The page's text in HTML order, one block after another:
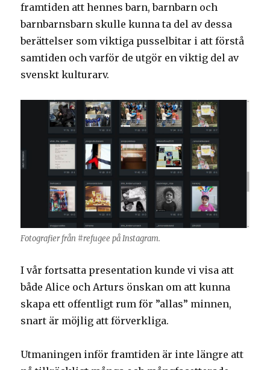
framtiden att hennes barn, barnbarn och
barnbarnsbarn skulle kunna ta del av dessa
berättelser som viktiga pusselbitar i att förstå
samtiden och varför de utgör en viktig del av
svenskt kulturarv.
Fotografier från #refugee på Instagram.
I vår fortsatta presentation kunde vi visa att
både Alice och Arturs önskan om att kunna
skapa ett offentligt rum för ”allas” minnen,
snart är möjlig att förverkliga.
Utmaningen inför framtiden är inte längre att